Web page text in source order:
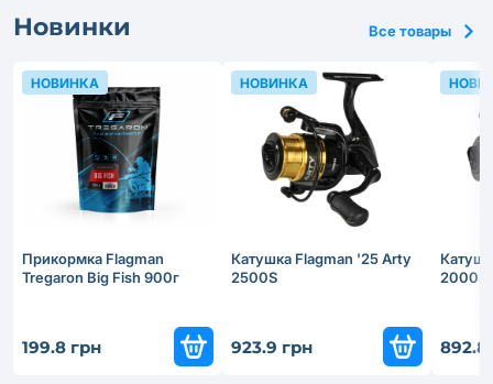
Новинки Все товары
Прикормка Flagman
Tregaron Big Fish 900г
199.8 грн
НОВИНКА
Катушка Flagman '25 Arty
2500S
923.9 грн
НОВИНКА
2000S
892.8